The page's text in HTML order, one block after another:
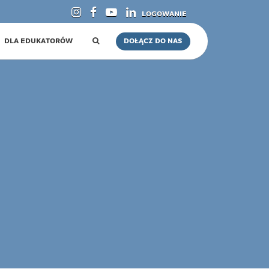
DLA EDUKATORÓW DOŁĄCZ DO NAS
LOGOWANIE